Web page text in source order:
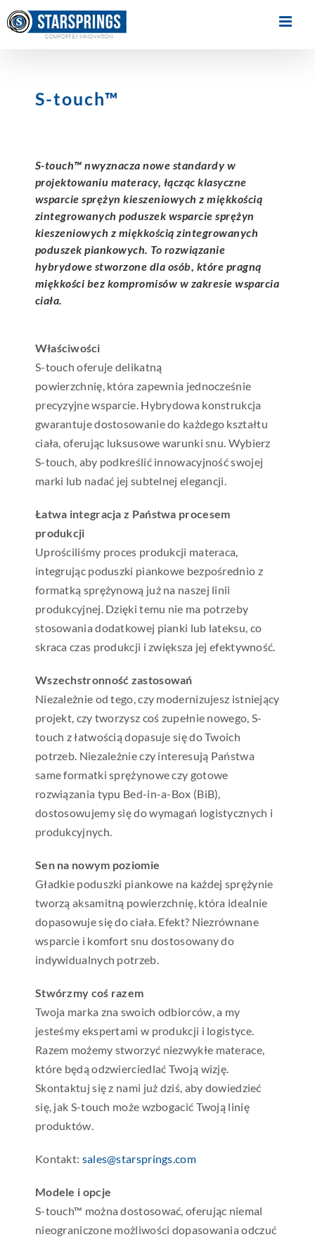
Skip
to
S-touch™
S-touch™ nwyznacza nowe standardy w
projektowaniu materacy, łącząc klasyczne
wsparcie sprężyn kieszeniowych z miękkością
zintegrowanych poduszek wsparcie sprężyn
kieszeniowych z miękkością zintegrowanych
poduszekpiankowych. To rozwiązanie
hybrydowe stworzone dla osób, które pragną
miękkości bez kompromisów w zakresie wsparcia
ciała.
Właściwości
S-touch oferuje delikatną
powierzchnię, która zapewnia jednocześnie
precyzyjne wsparcie. Hybrydowa konstrukcja
gwarantuje dostosowanie do każdego kształtu
ciała, oferując luksusowe warunki snu. Wybierz
S-touch, aby podkreślić innowacyjność swojej
marki lub nadać jej subtelnej elegancji.
Łatwa integracja z Państwa procesem
produkcji
Uprościliśmy proces produkcji materaca,
integrując poduszki piankowe bezpośrednio z
formatką sprężynową już na naszej linii
produkcyjnej. Dzięki temu nie ma potrzeby
stosowania dodatkowej pianki lub lateksu, co
skraca czas produkcji i zwiększa jej efektywność.
Wszechstronność zastosowań
Niezależnie od tego, czy modernizujesz istniejący
projekt, czy tworzysz coś zupełnie nowego, S-
touch z łatwością dopasuje się do Twoich
potrzeb. Niezależnie czy interesują Państwa
same formatki sprężynowe czy gotowe
rozwiązania typu Bed-in-a-Box (BiB),
dostosowujemy się do wymagań logistycznych i
produkcyjnych.
Sen na nowym poziomie
Gładkie poduszki piankowe na każdej sprężynie
tworzą aksamitną powierzchnię, która idealnie
dopasowuje się do ciała. Efekt? Niezrównane
wsparcie i komfort snu dostosowany do
indywidualnych potrzeb.
Stwórzmy coś razem
Twoja marka zna swoich odbiorców, a my
jesteśmy ekspertami w produkcji i logistyce.
Razem możemy stworzyć niezwykłe materace,
które będą odzwierciedlać Twoją wizję.
Skontaktuj się z nami już dziś, aby dowiedzieć
się, jak S-touch może wzbogacić Twoją linię
produktów.
Kontakt: sales@starsprings.com
Modele i opcje
S-touch™ można dostosować, oferując niemal
nieograniczone możliwości dopasowania odczuć